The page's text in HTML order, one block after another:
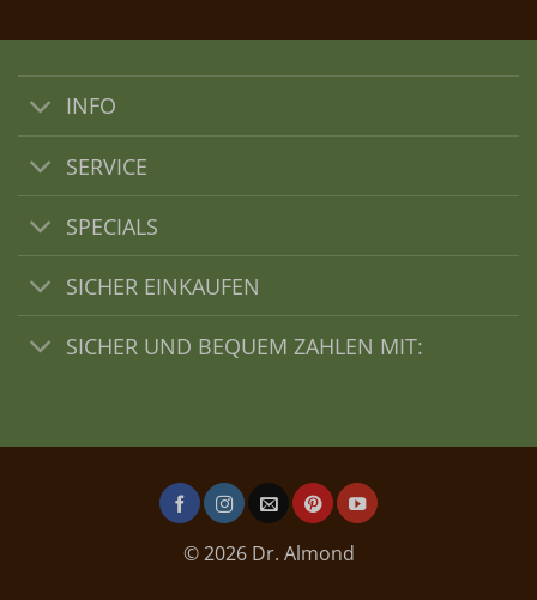
INFO
SERVICE
SPECIALS
SICHER EINKAUFEN
SICHER UND BEQUEM ZAHLEN MIT:
© 2026 Dr. Almond